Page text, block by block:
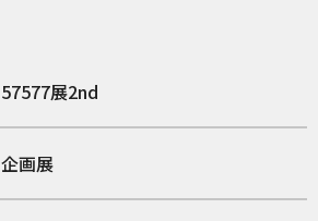
57577展2nd
企画展